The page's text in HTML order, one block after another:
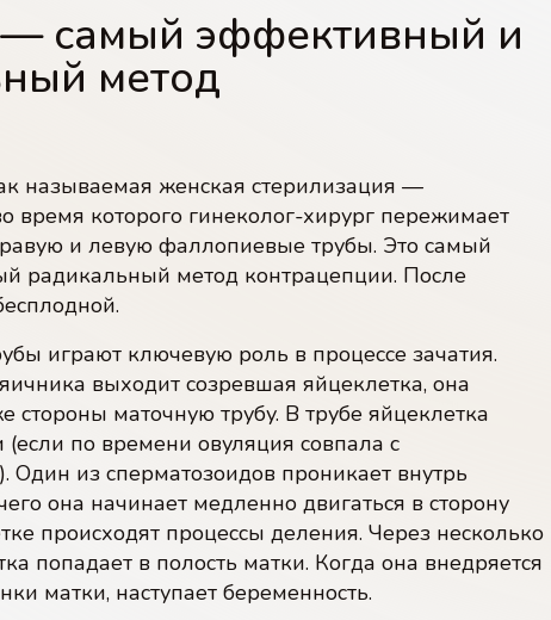
— самый эффективный и
метод
называемая женская стерилизация —
время которого гинеколог-хирург пережимает
и левую фаллопиевые трубы. Это самый
радикальный метод контрацепции. После
играют ключевую роль в процессе зачатия.
выходит созревшая яйцеклетка, она
стороны маточную трубу. В трубе яйцеклетка
(если по времени овуляция совпала с
из сперматозоидов проникает внутрь
она начинает медленно двигаться в сторону
происходят процессы деления. Через несколько
попадает в полость матки. Когда она внедряется
матки, наступает беременность.